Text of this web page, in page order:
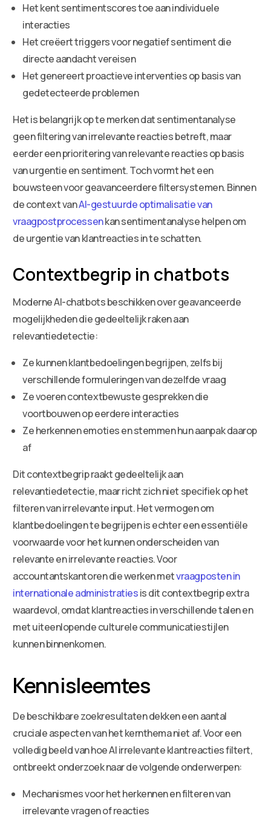
Het kent sentimentscores toe aan individuele
interacties
Het creëert triggers voor negatief sentiment die
directe aandacht vereisen
Het genereert proactieve interventies op basis van
gedetecteerde problemen
Het is belangrijk op te merken dat sentimentanalyse
geen filtering van irrelevante reacties betreft, maar
eerder een prioritering van relevante reacties op basis
van urgentie en sentiment. Toch vormt het een
bouwsteen voor geavanceerdere filtersystemen. Binnen
de context vanAI-gestuurde optimalisatie van
vraagpostprocessenkan sentimentanalyse helpen om
de urgentie van klantreacties in te schatten.
Contextbegrip in chatbots
Moderne AI-chatbots beschikken over geavanceerde
mogelijkheden die gedeeltelijk raken aan
relevantiedetectie:
Ze kunnen klantbedoelingen begrijpen, zelfs bij
verschillende formuleringen van dezelfde vraag
Ze voeren contextbewuste gesprekken die
voortbouwen op eerdere interacties
Ze herkennen emoties en stemmen hun aanpak daarop
af
Dit contextbegrip raakt gedeeltelijk aan
relevantiedetectie, maar richt zich niet specifiek op het
filteren van irrelevante input. Het vermogen om
klantbedoelingen te begrijpen is echter een essentiële
voorwaarde voor het kunnen onderscheiden van
relevante en irrelevante reacties. Voor
accountantskantoren die werken metvraagposten in
internationale administratiesis dit contextbegrip extra
waardevol, omdat klantreacties in verschillende talen en
met uiteenlopende culturele communicatiestijlen
kunnen binnenkomen.
Kennisleemtes
De beschikbare zoekresultaten dekken een aantal
cruciale aspecten van het kernthema niet af. Voor een
volledig beeld van hoe AI irrelevante klantreacties filtert,
ontbreekt onderzoek naar de volgende onderwerpen:
Mechanismes voor het herkennen en filteren van
irrelevante vragen of reacties